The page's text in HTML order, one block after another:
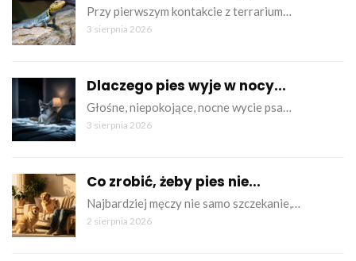
Przy pierwszym kontakcie z terrarium…
3 sierpnia 2026
Dlaczego pies wyje w nocy...
Głośne, niepokojące, nocne wycie psa…
3 sierpnia 2026
Co zrobić, żeby pies nie...
Najbardziej męczy nie samo szczekanie,…
2 sierpnia 2026